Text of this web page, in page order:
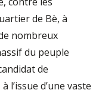
de Bè, à
nombreux
du peuple
de
l’issue d’une vaste